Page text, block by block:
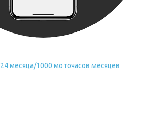
24 месяца/1000 моточасов месяцев